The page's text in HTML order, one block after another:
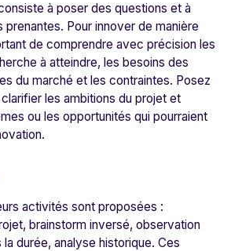
à poser des questions et à
Pour innover de manière
de comprendre avec précision les
à atteindre, les besoins des
du marché et les contraintes. Posez
les ambitions du projet et
ou les opportunités qui pourraient
activités sont proposées :
brainstorm inversé, observation
durée, analyse historique. Ces